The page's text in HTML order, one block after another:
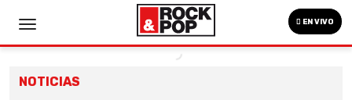
EN VIVO
NOTICIAS